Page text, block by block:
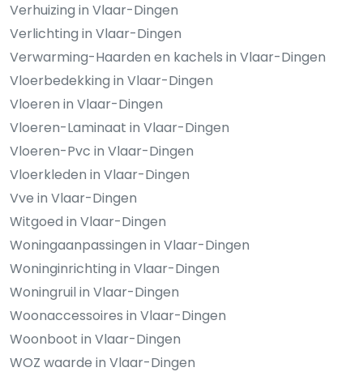
Verhuizing in Vlaar-Dingen
Verlichting in Vlaar-Dingen
Verwarming-Haarden en kachels in Vlaar-Dingen
Vloerbedekking in Vlaar-Dingen
Vloeren in Vlaar-Dingen
Vloeren-Laminaat in Vlaar-Dingen
Vloeren-Pvc in Vlaar-Dingen
Vloerkleden in Vlaar-Dingen
Vve in Vlaar-Dingen
Witgoed in Vlaar-Dingen
Woningaanpassingen in Vlaar-Dingen
Woninginrichting in Vlaar-Dingen
Woningruil in Vlaar-Dingen
Woonaccessoires in Vlaar-Dingen
Woonboot in Vlaar-Dingen
WOZ waarde in Vlaar-Dingen